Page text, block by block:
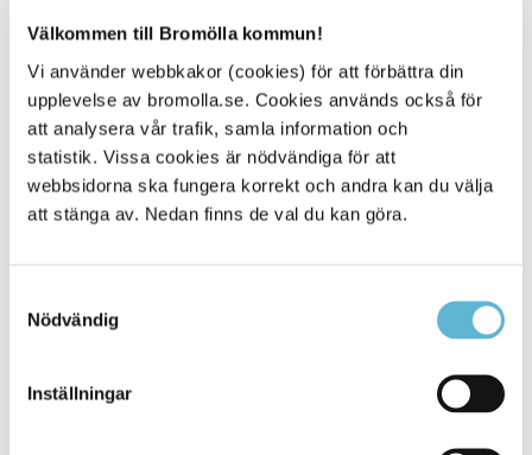
Välkommen till Bromölla kommun!
Vi använder webbkakor (cookies) för att förbättra din
upplevelse av bromolla.se. Cookies används också för
att analysera vår trafik, samla information och
statistik. Vissa cookies är nödvändiga för att
webbsidorna ska fungera korrekt och andra kan du välja
att stänga av. Nedan finns de val du kan göra.
Nödvändig
Inställningar
Kontakt
Ola Persson
Kultursamordnare
0456-82 21 52
(SMS0709-17 12 95)
ola.persson@bromolla.se